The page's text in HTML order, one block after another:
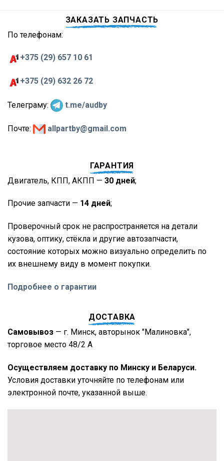
ЗАКАЗАТЬ ЗАПЧАСТЬ
По телефонам:
+375 (29) 657 10 61
+375 (29) 632 26 72
Телеграму: t.me/audby
Почте: allpartby@gmail.com
ГАРАНТИЯ
Двигатель, КПП, АКПП — 30 дней;
Прочие запчасти — 14 дней;
Проверочный срок не распространяется на детали
кузова, оптику, стёкла и другие автозапчасти,
состояние которых можно визуально определить по
их внешнему виду в момент покупки.
Подробнее о гарантии
ДОСТАВКА
Самовывоз — г. Минск, авторынок "Малиновка",
торговое место 48/2 А
Осуществляем доставку по Минску и Беларуси.
Условия доставки уточняйте по телефонам или
электронной почте, указанной выше.